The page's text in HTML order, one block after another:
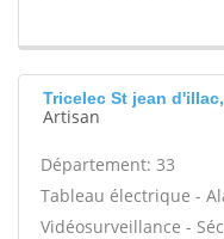
Tricelec St jean
Artisan
Département: 33
Tableau électrique -
Vidéosurveillance -